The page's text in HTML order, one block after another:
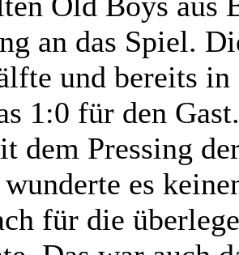
an das Spiel.
und bereits
1:0 für den
dem Pressing
es
für die